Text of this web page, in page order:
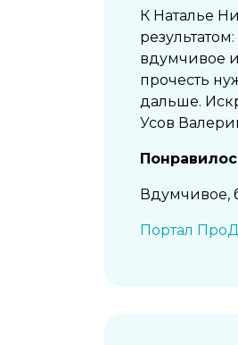
К Наталье
вдумчивое
прочесть
дальше.
Усов
Вдумчивое,
Портал